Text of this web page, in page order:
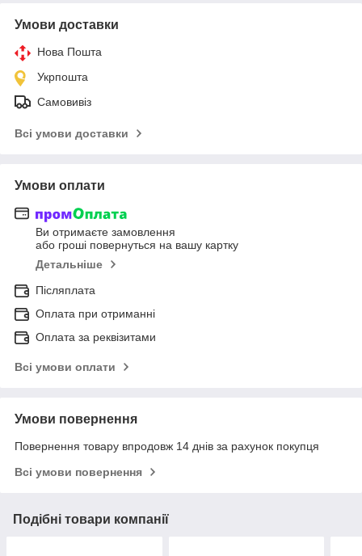
Умови доставки
Нова Пошта
Укрпошта
Самовивіз
Всі умови доставки
Умови оплати
Ви отримаєте замовлення
або гроші повернуться на вашу картку
Детальніше
Післяплата
Оплата при отриманні
Оплата за реквізитами
Всі умови оплати
Умови повернення
Повернення товару впродовж 14 днів за рахунок покупця
Всі умови повернення
Подібні товари компанії